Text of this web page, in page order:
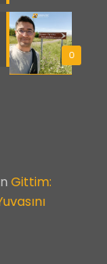
0
Gittim: